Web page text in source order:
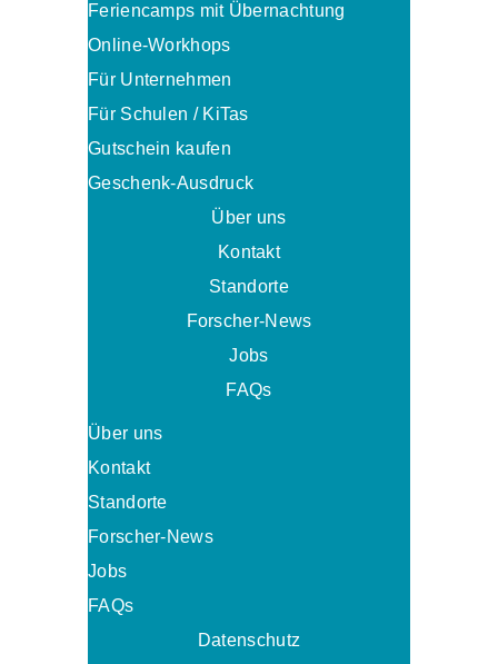
Feriencamps mit Übernachtung
Online-Workhops
Für Unternehmen
Für Schulen / KiTas
Gutschein kaufen
Geschenk-Ausdruck
Über uns
Kontakt
Standorte
Forscher-News
Jobs
FAQs
Über uns
Kontakt
Standorte
Forscher-News
Jobs
FAQs
Datenschutz